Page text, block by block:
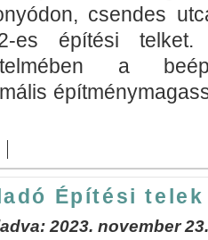
csendes
es építési
a
Építési
2023. november